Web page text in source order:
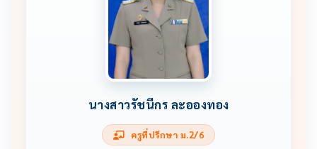
นางสาวรัชนีกร ละอองทอง
ครูที่ปรึกษา ม.2/6